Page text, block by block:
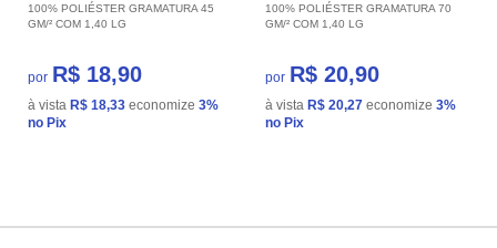
100% POLIÉSTER GRAMATURA 45
GM/² COM 1,40 LG
por R$ 18,90
à vista R$ 18,33 economize 3%
no Pix
100% POLIÉSTER GRAMATURA 70
GM/² COM 1,40 LG
por R$ 20,90
à vista R$ 20,27 economize 3%
no Pix